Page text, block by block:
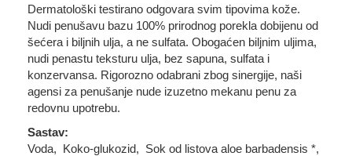
Dermatološki testirano odgovara svim tipovima kože.
Nudi penušavu bazu 100% prirodnog porekla dobijenu od
šećera i biljnih ulja, a ne sulfata. Obogaćen biljnim uljima,
nudi penastu teksturu ulja, bez sapuna, sulfata i
konzervansa. Rigorozno odabrani zbog sinergije, naši
agensi za penušanje nude izuzetno mekanu penu za
redovnu upotrebu.
Sastav:
Voda, Koko-glukozid, Sok od listova aloe barbadensis *,